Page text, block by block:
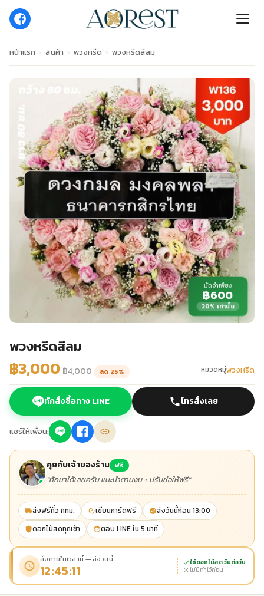
หน้าแรก › สินค้า › พวงหรีด › พวงหรีดสีลม
มัดจำเพียง
฿600
20% เท่านั้น
พวงหรีดสีลม
฿3,000฿4,000 ลด 25% หมวดหมู่พวงหรีด
ทักสั่งซื้อทาง LINE โทรสั่งเลย
แชร์ให้เพื่อน:
คุยกับเจ้าของร้าน ฟรี
"ทักมาได้เลยครับ แนะนำตามงบ + ปรับช่อให้ฟรี"
ส่งฟรีทั่ว กทม. เขียนการ์ดฟรี
ส่งวันนี้ก่อน 13:00
ดอกไม้สดทุกเช้า
ตอบ LINE ใน 5 นาที
สั่งภายในเวลานี้ — ส่งวันนี้
12:45:10
ใช้ดอกไม้สด วันต่อวัน
ไม่มีทำไว้ก่อน